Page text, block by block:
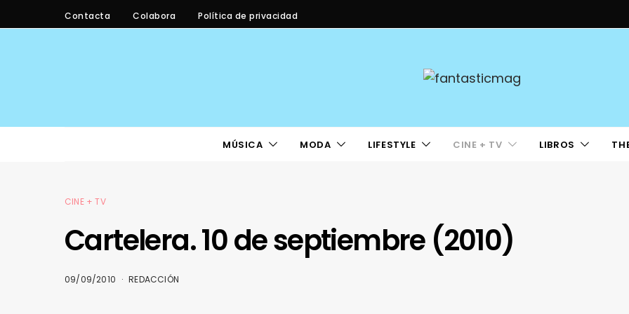
Contacta Colabora Política de privacidad
MÚSICA MODA LIFESTYLE CINE + TV LIBROS
CINE + TV
Cartelera. 10 de septiembre (2010)
09/09/2010 REDACCIÓN